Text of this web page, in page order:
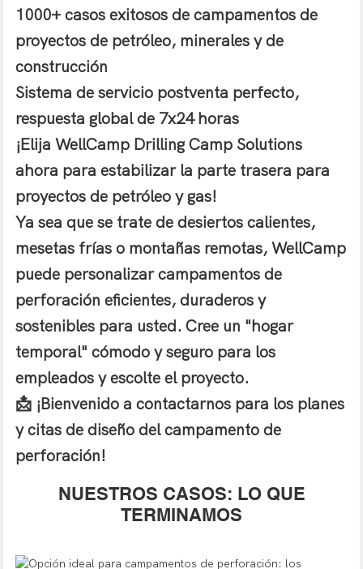
1000+ casos exitosos de campamentos de
proyectos de petróleo, minerales y de
construcción
Sistema de servicio postventa perfecto,
respuesta global de 7x24 horas
¡Elija WellCamp Drilling Camp Solutions
ahora para estabilizar la parte trasera para
proyectos de petróleo y gas!
Ya sea que se trate de desiertos calientes,
mesetas frías o montañas remotas, WellCamp
puede personalizar campamentos de
perforación eficientes, duraderos y
sostenibles para usted. Cree un "hogar
temporal" cómodo y seguro para los
empleados y escolte el proyecto.
📩 ¡Bienvenido a contactarnos para los planes
y citas de diseño del campamento de
perforación!
NUESTROS CASOS: LO QUE
TERMINAMOS